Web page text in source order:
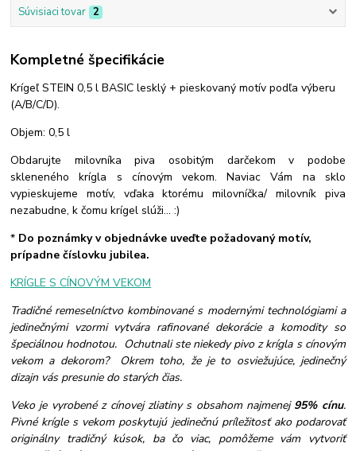
Súvisiaci tovar 2
Kompletné špecifikácie
Krígeľ STEIN 0,5 l BASIC lesklý + pieskovaný motív podľa výberu
(A/B/C/D).
Objem: 0,5 l
Obdarujte milovníka piva osobitým darčekom v podobe
skleneného krígla s cínovým vekom. Naviac Vám na sklo
vypieskujeme motív, vďaka ktorému milovníčka/ milovník piva
nezabudne, k čomu krígel slúži... :)
* Do poznámky v objednávke uveďte požadovaný motív,
prípadne číslovku jubilea.
KRÍGLE S CÍNOVÝM VEKOM
Tradičné remeselníctvo kombinované s modernými technológiami a
jedinečnými vzormi vytvára rafinované dekorácie a komodity so
špeciálnou hodnotou. Ochutnali ste niekedy pivo z krígla s cínovým
vekom a dekorom? Okrem toho, že je to osviežujúce, jedinečný
dizajn vás presunie do starých čias.
Veko je vyrobené z cínovej zliatiny s obsahom najmenej 95% cínu.
Pivné krígle s vekom poskytujú jedinečnú príležitosť ako podarovať
originálny tradičný kúsok, ba čo viac, pomôžeme vám vytvoriť